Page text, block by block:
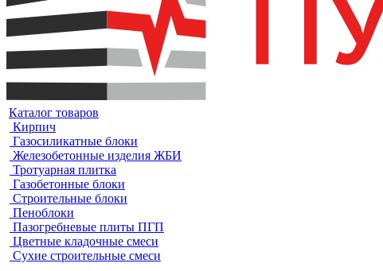
Каталог товаров
Кирпич
Газосиликатные блоки
Железобетонные изделия ЖБИ
Тротуарная плитка
Газобетонные блоки
Строительные блоки
Пеноблоки
Пазогребневые плиты ПГП
Цветные кладочные смеси
Сухие строительные смеси